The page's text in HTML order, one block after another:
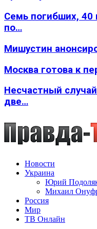
Семь погибших, 40
по…
Мишустин
Москва готова к
Несчастный
две…
Новости
Украина
Юрий
Михаил
Россия
Мир
ТВ Онлайн